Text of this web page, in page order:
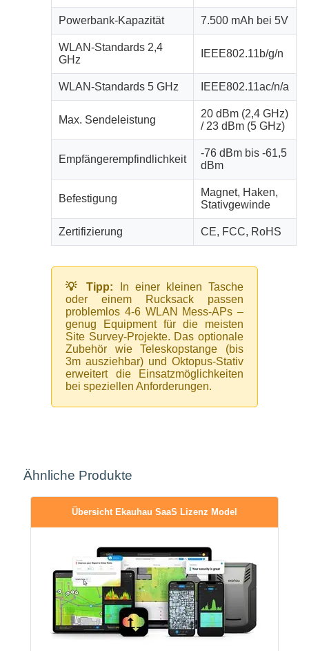
Powerbank-Kapazität 7.500 mAh bei 5V
WLAN-Standards 2,4
GHz
IEEE802.11b/g/n
WLAN-Standards 5 GHz IEEE802.11ac/n/a
Max. Sendeleistung
20 dBm (2,4 GHz)
/ 23 dBm (5 GHz)
Empfängerempfindlichkeit
-76 dBm bis -61,5
dBm
Befestigung
Magnet, Haken,
Stativgewinde
Zertifizierung CE, FCC, RoHS
💡 Tipp: In einer kleinen Tasche
oder einem Rucksack passen
problemlos 4-6 WLAN Mess-APs –
genug Equipment für die meisten
Site Survey-Projekte. Das optionale
Zubehör wie Teleskopstange (bis
3m ausziehbar) und Oktopus-Stativ
erweitert die Einsatzmöglichkeiten
bei speziellen Anforderungen.
Ähnliche Produkte
Übersicht Ekauhau SaaS Lizenz Model